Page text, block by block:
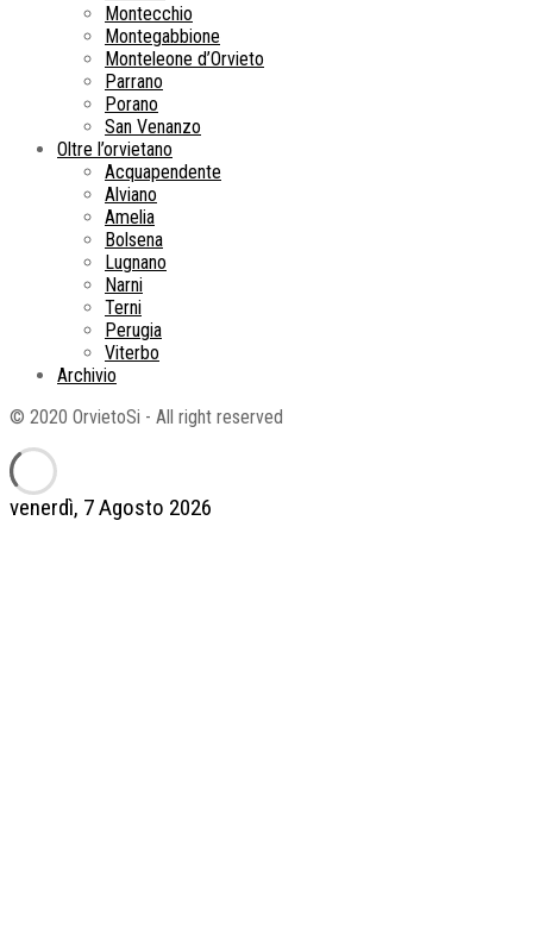
venerdì, 7 Agosto 2026
Montecchio
Montegabbione
Monteleone d’Orvieto
Parrano
Porano
San Venanzo
Oltre l’orvietano
Acquapendente
Alviano
Amelia
Bolsena
Lugnano
Narni
Terni
Perugia
Viterbo
Archivio
© 2020 OrvietoSi - All right reserved